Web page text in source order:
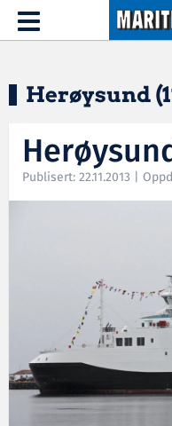
Hopp til hovedinnhold
Toggle
navigation
Herøysund
Publisert: 22.11.2013 |